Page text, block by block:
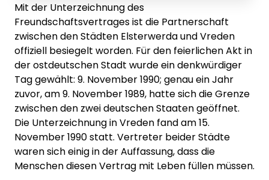
Mit der Unterzeichnung des
Freundschaftsvertrages ist die Partnerschaft
zwischen den Städten Elsterwerda und Vreden
offiziell besiegelt worden. Für den feierlichen Akt in
der ostdeutschen Stadt wurde ein denkwürdiger
Tag gewählt: 9. November 1990; genau ein Jahr
zuvor, am 9. November 1989, hatte sich die Grenze
zwischen den zwei deutschen Staaten geöffnet.
Die Unterzeichnung in Vreden fand am 15.
November 1990 statt. Vertreter beider Städte
waren sich einig in der Auffassung, dass die
Menschen diesen Vertrag mit Leben füllen müssen.